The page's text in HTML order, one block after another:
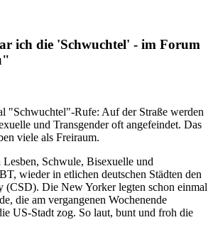
ich die 'Schwuchtel' - im Forum
"Schwuchtel"-Rufe: Auf der Straße werden
und Transgender oft angefeindet. Das
viele als Freiraum.
Schwule, Bisexuelle und
wieder in etlichen deutschen Städten den
(CSD). Die New Yorker legten schon einmal
die am vergangenen Wochenende
US-Stadt zog. So laut, bunt und froh die